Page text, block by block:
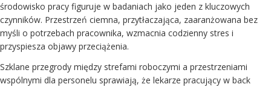
środowisko pracy figuruje w badaniach jako jeden z kluczowych
czynników. Przestrzeń ciemna, przytłaczająca, zaaranżowana bez
myśli o potrzebach pracownika, wzmacnia codzienny stres i
przyspiesza objawy przeciążenia.
Szklane przegrody między strefami roboczymi a przestrzeniami
wspólnymi dla personelu sprawiają, że lekarze pracujący w back